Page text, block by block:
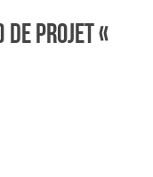
de projet «